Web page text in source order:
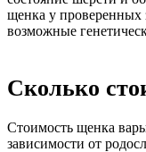
щенка у проверенных
возможные
Сколько
Стоимость щенка
зависимости от